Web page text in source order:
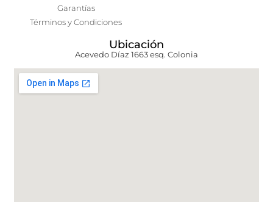
Garantías
Términos y Condiciones
Ubicación
Acevedo Díaz 1663 esq. Colonia